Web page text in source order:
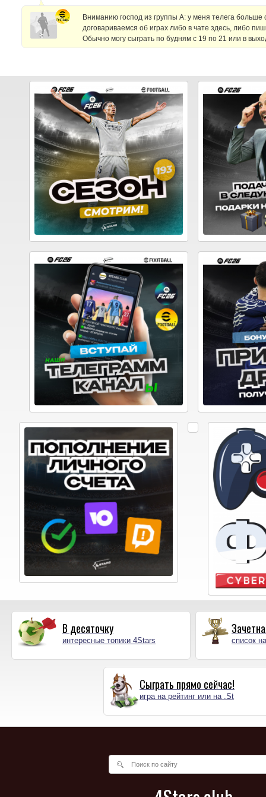
Вниманию господ из группы А: у меня телега
договариваемся об играх либо в чате здесь, либо
Обычно могу сыграть по будням с 19 по 21 или в
В десяточку
интересные топики 4Stars список
Сыграть прямо сейчас!
игра на рейтинг или на .St